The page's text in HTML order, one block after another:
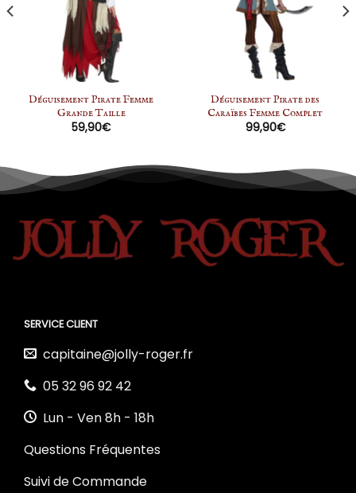
Déguisement Pirate Femme
Grande Taille
59,90€
Déguisement Pirate des
Caraïbes Femme Complet
99,90€
SERVICE CLIENT
capitaine@jolly-roger.fr
05 32 96 92 42
Lun - Ven 8h - 18h
Questions Fréquentes
Suivi de Commande